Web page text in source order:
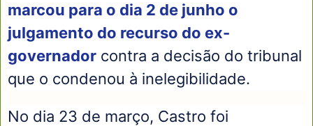
marcou para o dia 2 de junho o
julgamento do recurso do ex-
governador contra a decisão do tribunal
que o condenou à inelegibilidade.
No dia 23 de março, Castro foi